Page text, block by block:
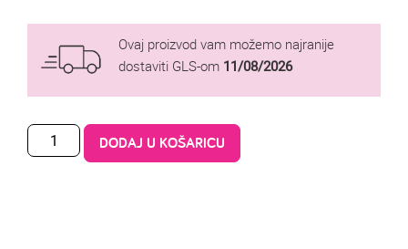
Ovaj proizvod vam možemo najranije
dostaviti GLS-om 11/08/2026
DODAJ U KOŠARICU